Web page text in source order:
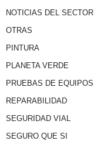
NOTICIAS DEL SECTOR
OTRAS
PINTURA
PLANETA VERDE
PRUEBAS DE EQUIPOS
REPARABILIDAD
SEGURIDAD VIAL
SEGURO QUE SI